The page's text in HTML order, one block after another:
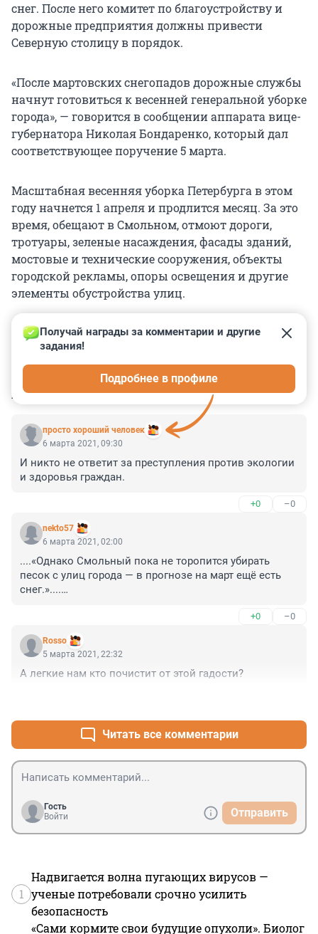
снег. После него комитет по благоустройству и
дорожные предприятия должны привести
Северную столицу в порядок.
«После мартовских снегопадов дорожные службы
начнут готовиться к весенней генеральной уборке
города», — говорится в сообщении аппарата вице-
губернатора Николая Бондаренко, который дал
соответствующее поручение 5 марта.
Масштабная весенняя уборка Петербурга в этом
году начнется 1 апреля и продлится месяц. За это
время, обещают в Смольном, отмоют дороги,
тротуары, зеленые насаждения, фасады зданий,
мостовые и технические сооружения, объекты
городской рекламы, опоры освещения и другие
элементы обустройства улиц.
КОММЕНТАРИИ 13
просто хороший человек
Получай награды за комментарии и другие
задания!
Подробнее в профиле
6 марта 2021, 09:30
И никто не ответит за преступления против экологии
и здоровья граждан.
+0 –0
nekto57
6 марта 2021, 02:00
....«Однако Смольный пока не торопится убирать
песок с улиц города — в прогнозе на март ещё есть
снег.»....
снег будет не скользким и не мокрым,если выпадет
на лежащую засохшую грязь и летающий песок!?(( У
Беглова соленым песком мозги забило?
+0 –0
Rosso
5 марта 2021, 22:32
А легкие нам кто почистит от этой гадости?
Читать все комментарии
Гость
Войти
Отправить
1
Надвигается волна пугающих вирусов —
ученые потребовали срочно усилить
безопасность
«Сами кормите свои будущие опухоли». Биолог